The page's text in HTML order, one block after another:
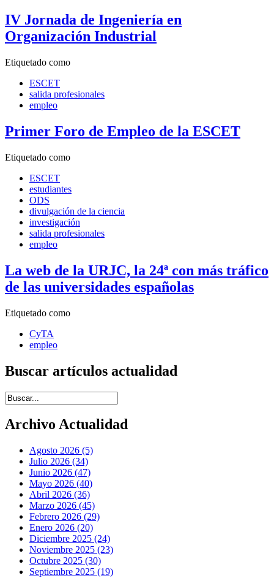
IV Jornada de Ingeniería en
Organización Industrial
Etiquetado como
ESCET
salida profesionales
empleo
Primer Foro de Empleo de la ESCET
Etiquetado como
ESCET
estudiantes
ODS
divulgación de la ciencia
investigación
salida profesionales
empleo
La web de la URJC, la 24ª con más tráfico
de las universidades españolas
Etiquetado como
CyTA
empleo
Buscar artículos actualidad
Introduce términos de búsqueda
Archivo Actualidad
Agosto 2026 (5)
Julio 2026 (34)
Junio 2026 (47)
Mayo 2026 (40)
Abril 2026 (36)
Marzo 2026 (45)
Febrero 2026 (29)
Enero 2026 (20)
Diciembre 2025 (24)
Noviembre 2025 (23)
Octubre 2025 (30)
Septiembre 2025 (19)